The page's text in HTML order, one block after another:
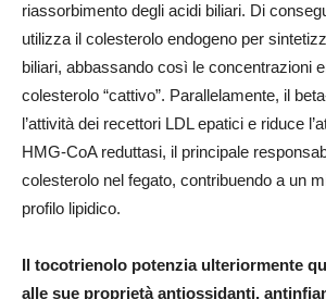
riassorbimento degli acidi biliari. Di
utilizza il colesterolo endogeno per
biliari, abbassando così le concentrazioni
colesterolo “cattivo”. Parallelamente, il
l’attività dei recettori LDL epatici e riduce
HMG-CoA reduttasi, il principale
colesterolo nel fegato, contribuendo a un
profilo lipidico.
Il tocotrienolo potenzia ulteriormente
alle sue proprietà antiossidanti,